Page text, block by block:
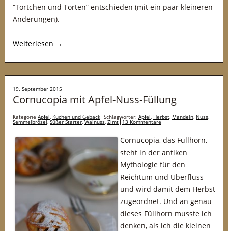
“Törtchen und Torten” entschieden (mit ein paar kleineren
Änderungen).
Weiterlesen →
19. September 2015
Cornucopia mit Apfel-Nuss-Füllung
Kategorie Apfel, Kuchen und Gebäck Schlagwörter: Apfel, Herbst, Mandeln, Nuss,
Semmelbrösel,Süßer Starter,Walnuss, Zimt 13 Kommentare
Cornucopia, das Füllhorn,
steht in der antiken
Mythologie für den
Reichtum und Überfluss
und wird damit dem Herbst
zugeordnet. Und an genau
dieses Füllhorn musste ich
denken, als ich die kleinen